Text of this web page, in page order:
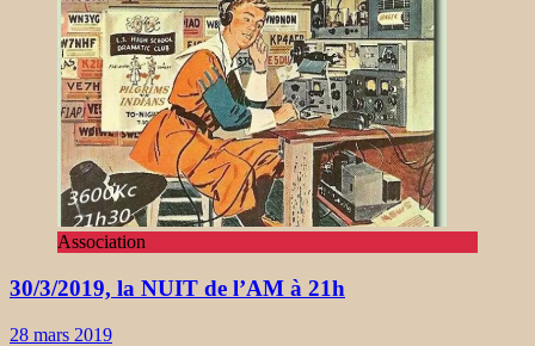
Association
30/3/2019, la NUIT de l’AM à 21h
28 mars 2019